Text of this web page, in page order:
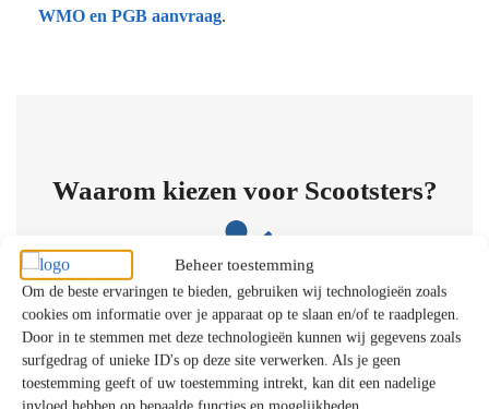
Beheer toestemming
Om de beste ervaringen te bieden, gebruiken wij technologieën zoals
cookies om informatie over je apparaat op te slaan en/of te raadplegen.
Door in te stemmen met deze technologieën kunnen wij gegevens zoals
surfgedrag of unieke ID's op deze site verwerken. Als je geen
toestemming geeft of uw toestemming intrekt, kan dit een nadelige
WMO en PGB aanvraag.
Waarom kiezen voor Scootsters?
Persoonlijk Advies​
Gratis Proefrit aan Huis​